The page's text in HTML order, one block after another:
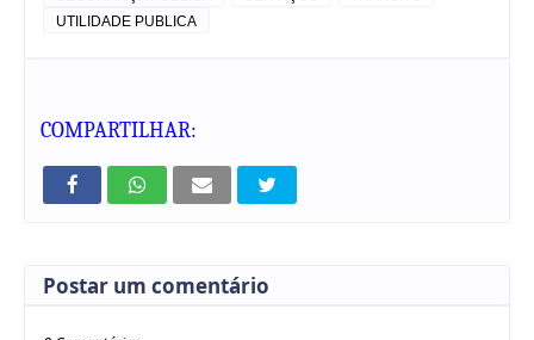
COMPARTILHAR:
Postar um comentário